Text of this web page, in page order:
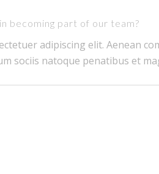
becoming part of our team?
adipiscing elit. Aenean
sociis natoque penatibus et